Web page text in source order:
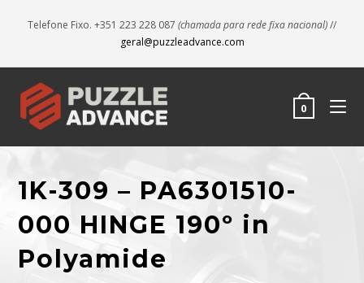
Telefone Fixo. +351 223 228 087 (chamada para rede fixa nacional)//
geral@puzzleadvance.com
0
1K-309 – PA6301510-
000 HINGE 190º in
Polyamide